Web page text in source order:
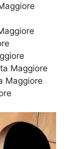
Maggiore
Maggiore